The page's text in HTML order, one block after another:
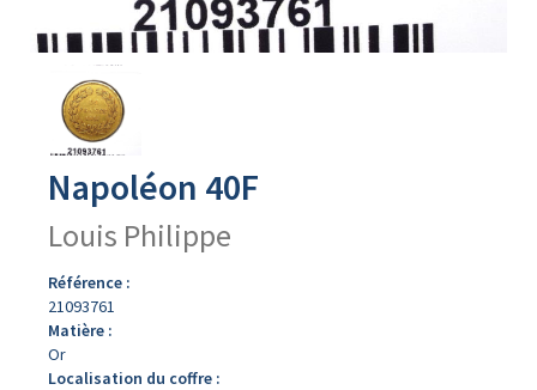
produit
Napoléon 40F
Louis Philippe
Référence :
21093761
Matière :
Or
Localisation du coffre :